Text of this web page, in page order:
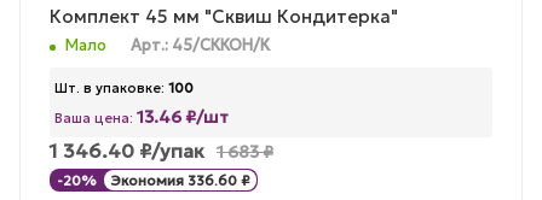
Комплект 45 мм "Сквиш Кондитерка"
Мало Арт.: 45/СККОН/К
Шт. в упаковке: 100
Ваша цена: 13.46 ₽/шт
1 346.40 ₽/упак 1 683₽
-20% Экономия 336.60 ₽